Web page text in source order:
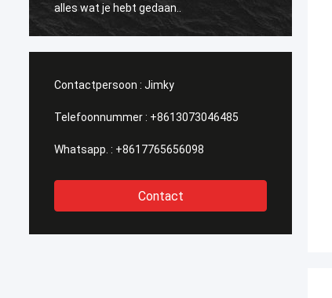
alles wat je hebt gedaan..
Contactpersoon : Jimky
Telefoonnummer : +8613073046485
Whatsapp. : +8617765656098
Contact